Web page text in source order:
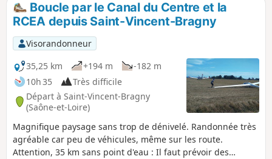
p
Boucle par le Canal du Centre et la
RCEA depuis Saint-Vincent-Bragny
Visorandonneur
35,25 km
+194 m
-182 m
10h 35
Très difficile
Départ à Saint-Vincent-Bragny
(Saône-et-Loire)
Magnifique paysage sans trop de dénivelé. Randonnée très
agréable car peu de véhicules, même sur les route.
Attention, 35 km sans point d'eau : Il faut prévoir des